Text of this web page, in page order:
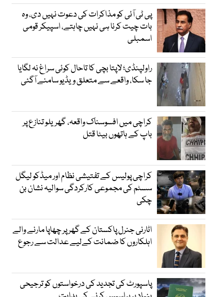
پی ٹی آئی کو مذاکرات کی دعوت نہیں دی، وہ
بات چیت کرنا ہی نہیں چاہتے، اسپیکر قومی
اسمبلی
راولپنڈی؛ لاپتا بچی کا تاحال کوئی سراغ نہ لگایا
جا سکا، واقعے سے متعلق ویڈیو سامنے آگئی
کراچی میں افسوسناک واقعہ، گھریلو تنازع پر
باپ کے ہاتھوں بیٹا قتل
کراچی پولیس کے تفتیشی نظام اور میڈکو لیگل
سسٹم کی مجموعی کارکردگی سوالیہ نشان بن
چکی
اٹارنی جنرل پاکستان کے گھر پر چھاپا مارنے والے
اہلکاروں کا ضمانت کےلیے عدالت سے رجوع
پاسپورٹ کی تجدید کی درخواستوں کو ترجیحی